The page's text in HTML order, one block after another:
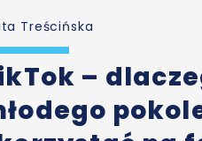
Treścińska
–